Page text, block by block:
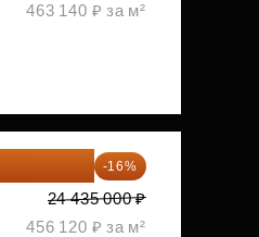
463 140 ₽ за м²
-16%
24 435 000 ₽
456 120 ₽ за м²